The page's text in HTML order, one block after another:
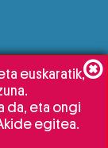
euskaratik,
da, eta ongi
egitea.